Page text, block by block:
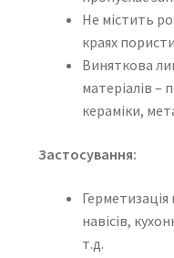
Не містить
краях
Виняткова
матеріалів –
кераміки,
Застосування:
навісів,
т.д.